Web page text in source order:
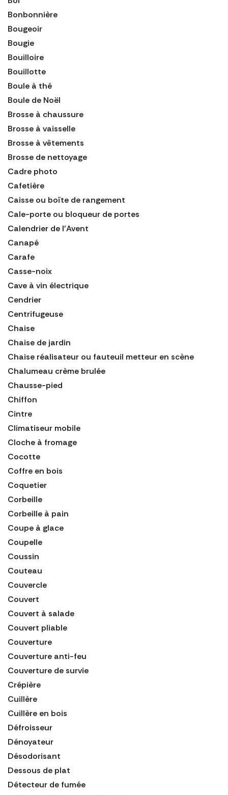
Bonbonnière
Bougeoir
Bougie
Bouilloire
Bouillotte
Boule à thé
Boule de Noël
Brosse à chaussure
Brosse à vaisselle
Brosse à vêtements
Brosse de nettoyage
Cadre photo
Cafetière
Caisse ou boîte de rangement
Cale-porte ou bloqueur de portes
Calendrier de l'Avent
Canapé
Carafe
Casse-noix
Cave à vin électrique
Cendrier
Centrifugeuse
Chaise
Chaise de jardin
Chaise réalisateur ou fauteuil metteur en scène
Chalumeau crème brulée
Chausse-pied
Chiffon
Cintre
Climatiseur mobile
Cloche à fromage
Cocotte
Coffre en bois
Coquetier
Corbeille
Corbeille à pain
Coupe à glace
Coupelle
Coussin
Couteau
Couvercle
Couvert
Couvert à salade
Couvert pliable
Couverture
Couverture anti-feu
Couverture de survie
Crépière
Cuillère
Cuillère en bois
Défroisseur
Dénoyateur
Désodorisant
Dessous de plat
Détecteur de fumée